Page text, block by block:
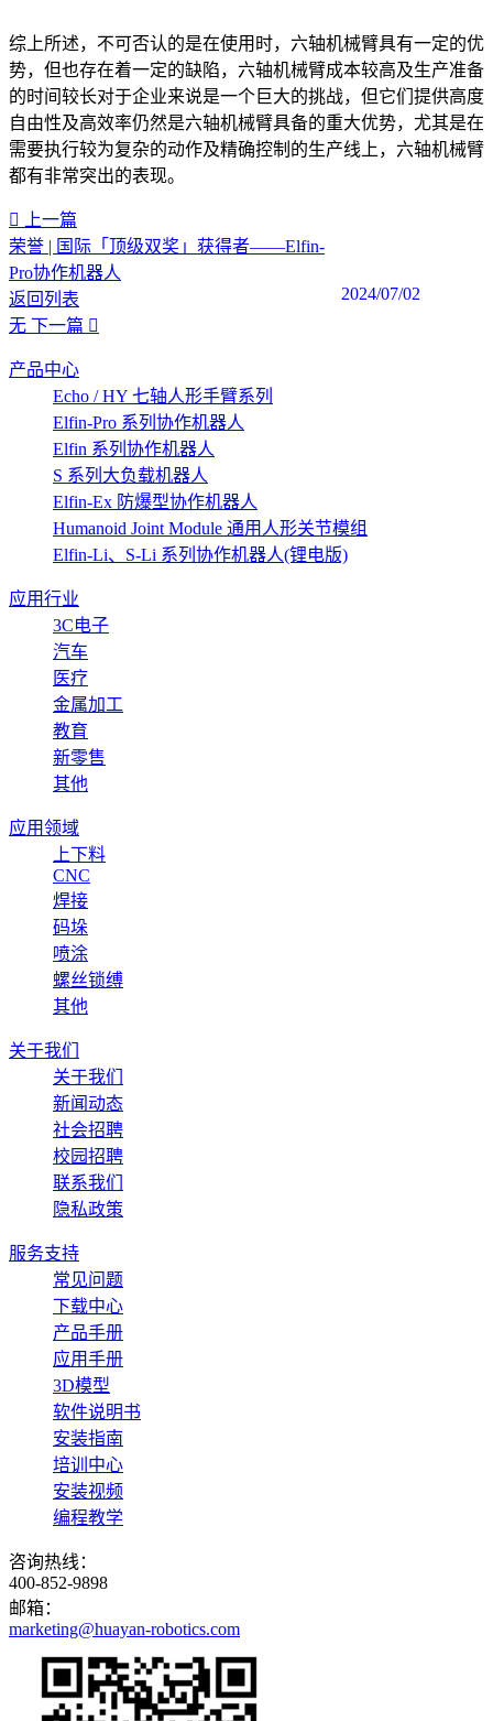
综上所述，不可否认的是在使用时，六轴机械臂具有一定的优
势，但也存在着一定的缺陷，六轴机械臂成本较高及生产准备
的时间较长对于企业来说是一个巨大的挑战，但它们提供高度
自由性及高效率仍然是六轴机械臂具备的重大优势，尤其是在
需要执行较为复杂的动作及精确控制的生产线上，六轴机械臂
都有非常突出的表现。
上一篇
荣誉 | 国际「顶级双奖」获得者——Elfin-
Pro协作机器人
2024/07/02
返回列表
无 下一篇
产品中心
Echo / HY 七轴人形手臂系列
Elfin-Pro 系列协作机器人
Elfin 系列协作机器人
S 系列大负载机器人
Elfin-Ex 防爆型协作机器人
Humanoid Joint Module 通用人形关节模组
Elfin-Li、S-Li 系列协作机器人(锂电版)
应用行业
3C电子
汽车
医疗
金属加工
教育
新零售
其他
应用领域
上下料
CNC
焊接
码垛
喷涂
螺丝锁缚
其他
关于我们
关于我们
新闻动态
社会招聘
校园招聘
联系我们
隐私政策
服务支持
常见问题
下载中心
产品手册
应用手册
3D模型
软件说明书
安装指南
培训中心
安装视频
编程教学
咨询热线：
400-852-9898
邮箱：
marketing@huayan-robotics.com